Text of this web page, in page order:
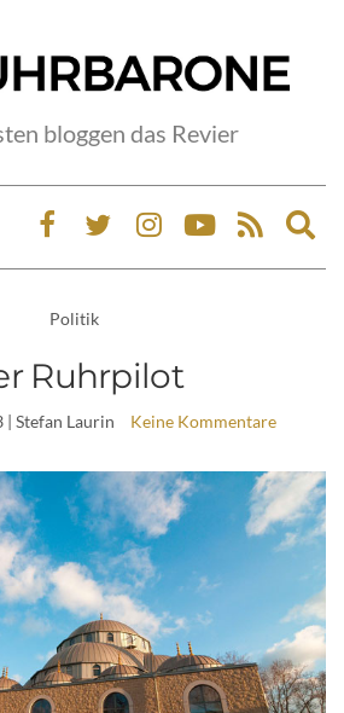
bloggen das Revier
Politik
Ruhrpilot
| Stefan Laurin Keine Kommentare